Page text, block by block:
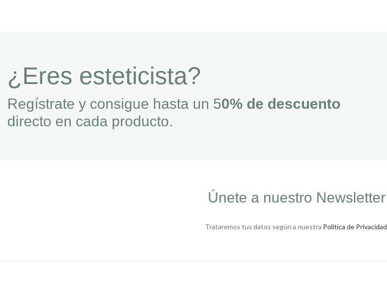
¿Eres esteticista?
Regístrate y consigue hasta un 50% de descuento
directo en cada producto.
Únete a nuestro Newsletter
Trataremos tus datos según a nuestra Política de Privacidad